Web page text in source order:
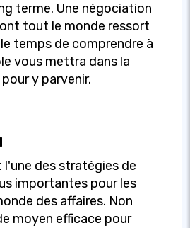
terme. Une négociation
tout le monde ressort
temps de comprendre à
vous mettra dans la
y parvenir.
l'une des stratégies de
importantes pour les
des affaires. Non
moyen efficace pour